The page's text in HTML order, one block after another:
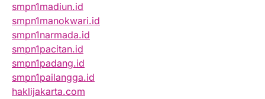
smpn1madiun.id
smpn1manokwari.id
smpn1narmada.id
smpn1pacitan.id
smpn1padang.id
smpn1pailangga.id
haklijakarta.com